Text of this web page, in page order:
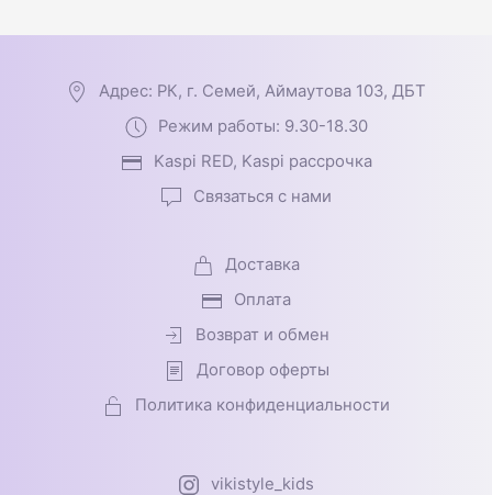
Адрес: РК, г. Семей, Аймаутова 103, ДБТ
Режим работы: 9.30-18.30
Kaspi RED, Kaspi рассрочка
Связаться с нами
Доставка
Оплата
Возврат и обмен
Договор оферты
Политика конфиденциальности
vikistyle_kids